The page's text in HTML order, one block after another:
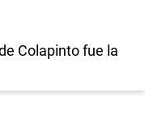
Colapinto fue la